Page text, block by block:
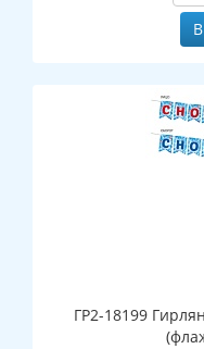
ГР2-18199